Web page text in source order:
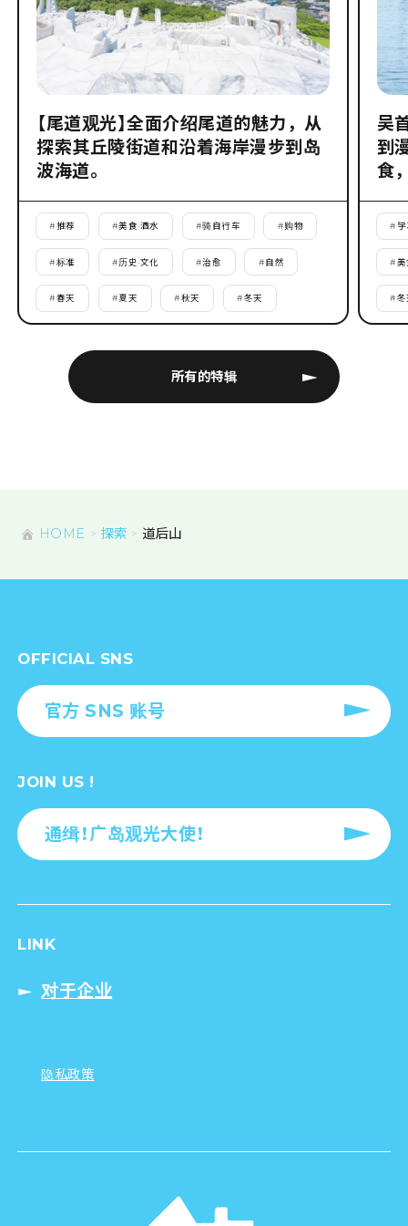
所有的特辑
【尾道观光】全面介绍尾道的魅力，从
探索其丘陵街道和沿着海岸漫步到岛
波海道。
#推荐 #美食·酒水 #骑自行车 #购物
#标准 #历史·文化 #治愈 #自然
#春天 #夏天 #秋天 #冬天
吴
到
食
# 学
#美
#冬
HOME 探索 道后山
OFFICIAL SNS
官方 SNS 账号
JOIN US !
通缉！广岛观光大使！
LINK
对于企业
隐私政策